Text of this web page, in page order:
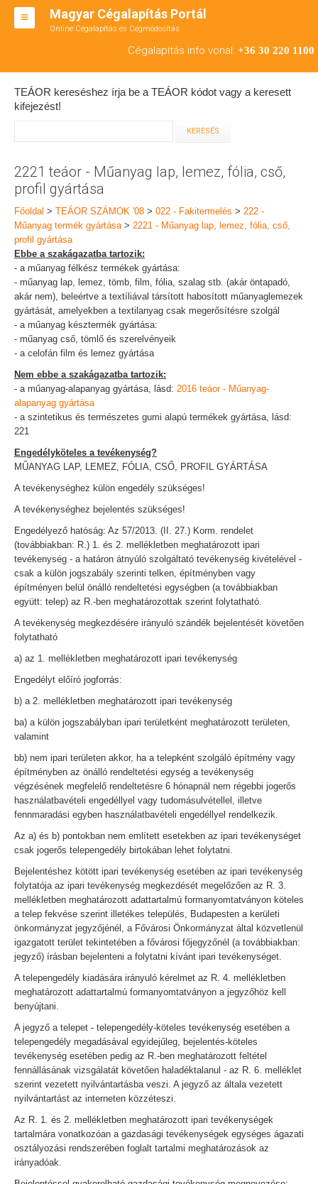
Magyar Cégalapítás Portál
Online Cégalapítás és Cégmódosítás
Cégalapítás info vonal: +36 30 220 1100
BT ALAPÍTÁS
RT ALAPÍTÁS
TEÁOR SZÁMOK '08
KAPCSOLAT
IRODÁK
TEÁOR kereséshez írja be a TEÁOR kódot vagy a keresett
kifejezést!
2221 teáor - Műanyag lap, lemez, fólia, cső,
profil gyártása
Főoldal > TEÁOR SZÁMOK '08 > 022 - Fakitermelés > 222 -
Műanyag termék gyártása> 2221 - Műanyag lap, lemez, fólia, cső,
profil gyártása
Ebbe a szakágazatba tartozik:
- a műanyag félkész termékek gyártása:
- műanyag lap, lemez, tömb, film, fólia, szalag stb. (akár öntapadó,
akár nem), beleértve a textíliával társított habosított műanyaglemezek
gyártását, amelyekben a textilanyag csak megerősítésre szolgál
- a műanyag késztermék gyártása:
- műanyag cső, tömlő és szerelvényeik
- a celofán film és lemez gyártása
Nem ebbe a szakágazatba tartozik:
- a műanyag-alapanyag gyártása, lásd: 2016 teáor - Műanyag-
alapanyag gyártása
- a szintetikus és természetes gumi alapú termékek gyártása, lásd:
221
Engedélyköteles a tevékenység?
MŰANYAG LAP, LEMEZ, FÓLIA, CSŐ, PROFIL GYÁRTÁSA
A tevékenységhez külön engedély szükséges!
A tevékenységhez bejelentés szükséges!
Engedélyező hatóság: Az 57/2013. (II. 27.) Korm. rendelet
(továbbiakban: R.) 1. és 2. mellékletben meghatározott ipari
tevékenység - a határon átnyúló szolgáltató tevékenység kivételével -
csak a külön jogszabály szerinti telken, építményben vagy
építményen belül önálló rendeltetési egységben (a továbbiakban
együtt: telep) az R.-ben meghatározottak szerint folytatható.
A tevékenység megkezdésére irányuló szándék bejelentését követően
folytatható
a) az 1. mellékletben meghatározott ipari tevékenység
Engedélyt előíró jogforrás:
b) a 2. mellékletben meghatározott ipari tevékenység
ba) a külön jogszabályban ipari területként meghatározott területen,
valamint
bb) nem ipari területen akkor, ha a telepként szolgáló építmény vagy
építményben az önálló rendeltetési egység a tevékenység
végzésének megfelelő rendeltetésre 6 hónapnál nem régebbi jogerős
használatbavételi engedéllyel vagy tudomásulvétellel, illetve
fennmaradási egyben használatbavételi engedéllyel rendelkezik.
Az a) és b) pontokban nem említett esetekben az ipari tevékenységet
csak jogerős telepengedély birtokában lehet folytatni.
Bejelentéshez kötött ipari tevékenység esetében az ipari tevékenység
folytatója az ipari tevékenység megkezdését megelőzően az R. 3.
mellékletben meghatározott adattartalmú formanyomtatványon köteles
a telep fekvése szerint illetékes település, Budapesten a kerületi
önkormányzat jegyzőjénél, a Fővárosi Önkormányzat által közvetlenül
igazgatott terület tekintetében a fővárosi főjegyzőnél (a továbbiakban:
jegyző) írásban bejelenteni a folytatni kívánt ipari tevékenységet.
A telepengedély kiadására irányuló kérelmet az R. 4. mellékletben
meghatározott adattartalmú formanyomtatványon a jegyzőhöz kell
benyújtani.
A jegyző a telepet - telepengedély-köteles tevékenység esetében a
telepengedély megadásával egyidejűleg, bejelentés-köteles
tevékenység esetében pedig az R.-ben meghatározott feltétel
fennállásának vizsgálatát követően haladéktalanul - az R. 6. melléklet
szerint vezetett nyilvántartásba veszi. A jegyző az általa vezetett
nyilvántartást az interneten közzéteszi.
Az R. 1. és 2. mellékletben meghatározott ipari tevékenységek
tartalmára vonatkozóan a gazdasági tevékenységek egységes ágazati
osztályozási rendszerében foglalt tartalmi meghatározások az
irányadóak.